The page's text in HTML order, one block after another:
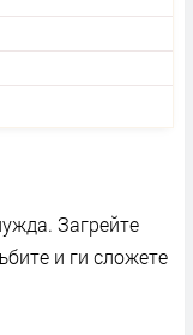
Загрейте
и ги сложете